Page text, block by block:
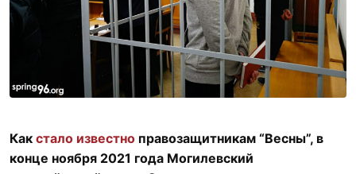
Как стало известно правозащитникам “Весны”, в
конце ноября 2021 года Могилевский